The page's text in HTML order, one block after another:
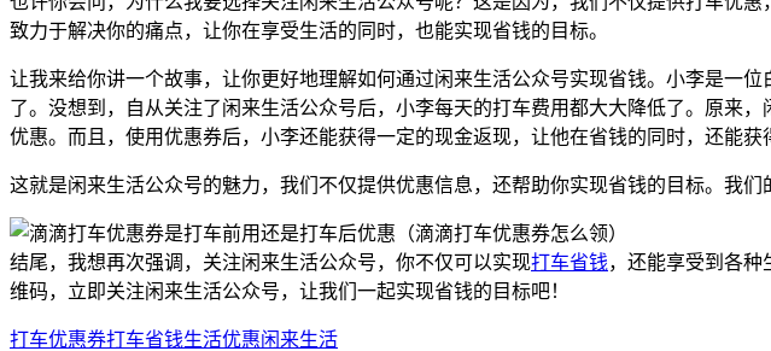
致力于解决你的痛点，让你在享受生活的同时，也能实现省钱的目标。
让我来给你讲一个故事，让你更好地理解如何通过闲来生活公众号实现省钱。小李是一
了。没想到，自从关注了闲来生活公众号后，小李每天的打车费用都大大降低了。原来
优惠。而且，使用优惠券后，小李还能获得一定的现金返现，让他在省钱的同时，还能获
这就是闲来生活公众号的魅力，我们不仅提供优惠信息，还帮助你实现省钱的目标。我
结尾，我想再次强调，关注闲来生活公众号，你不仅可以实现打车省钱，还能享受到各
维码，立即关注闲来生活公众号，让我们一起实现省钱的目标吧！
打车优惠券打车省钱生活优惠闲来生活